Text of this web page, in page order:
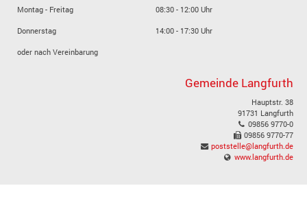
Montag - Freitag 08:30 - 12:00 Uhr
Donnerstag 14:00 - 17:30 Uhr
oder nach Vereinbarung
Gemeinde Langfurth
Hauptstr. 38
91731 Langfurth
09856 9770-0
09856 9770-77
poststelle@langfurth.de
www.langfurth.de